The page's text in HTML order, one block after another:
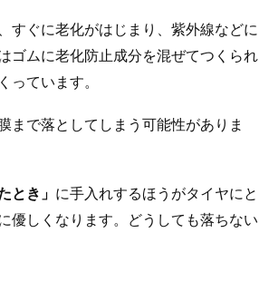
すぐに老化がはじまり、紫外線などに
ゴムに老化防止成分を混ぜてつくられ
っています。
まで落としてしまう可能性がありま
とき」 に手入れするほうがタイヤにと
優しくなります。どうしても落ちない